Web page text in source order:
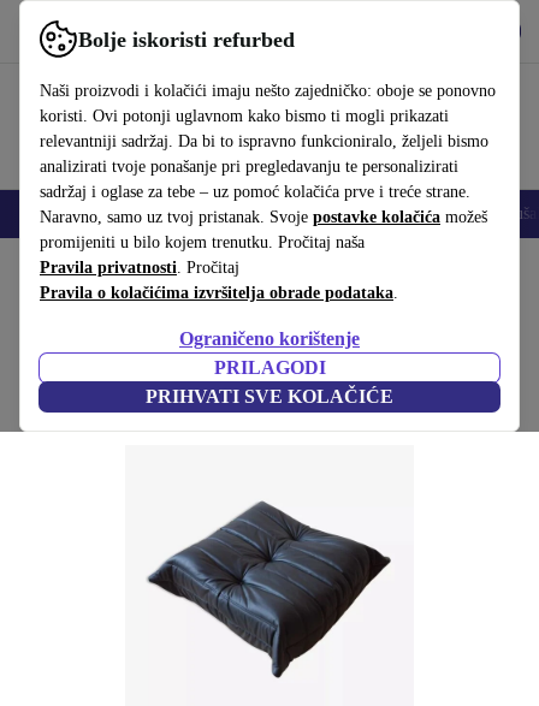
Bolje iskoristi refurbed
Naši proizvodi i kolačići imaju nešto zajedničko: oboje se ponovno
koristi. Ovi potonji uglavnom kako bismo ti mogli prikazati
relevantniji sadržaj. Da bi to ispravno funkcioniralo, željeli bismo
analizirati tvoje ponašanje pri pregledavanju te personalizirati
sadržaj i oglase za tebe – uz pomoć kolačića prve i treće strane.
Naravno, samo uz tvoj pristanak. Svoje postavke kolačića možeš
promijeniti u bilo kojem trenutku. Pročitaj naša
Pravila privatnosti. Pročitaj
Pravila o kolačićima izvršitelja obrade podataka.
Ograničeno korištenje
PRILAGODI
PRIHVATI SVE KOLAČIĆE
Koristi refurbed brzo i jednostavno
Mobiteli Prijenosna računala Tableti Pametni satovi Dodaci
Početna stranica Proizvodi Kućanstvo
Togo Ottoman Madras-koža crn
Crna
(Prikupljanje recenzija)